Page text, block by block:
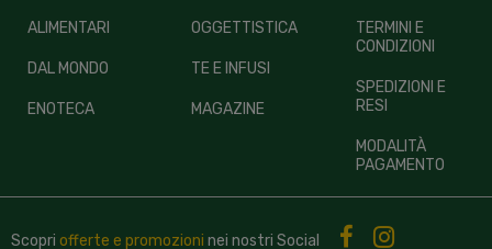
ALIMENTARI
DAL MONDO
ENOTECA
OGGETTISTICA
TE E INFUSI
MAGAZINE
TERMINI E
CONDIZIONI
SPEDIZIONI E
RESI
MODALITÀ
PAGAMENTO
Scopri offerte e promozioni nei nostri Social